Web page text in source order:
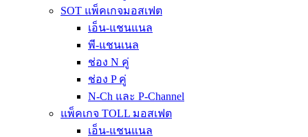
SOT แพ็คเกจมอสเฟต
เอ็น-แชนแนล
พี-แชนเนล
ช่อง N คู่
ช่อง P คู่
N-Ch และ P-Channel
แพ็คเกจ TOLL มอสเฟต
เอ็น-แชนแนล